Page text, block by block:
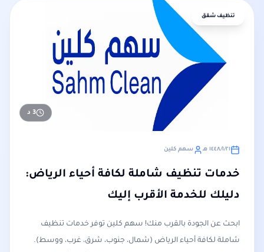
تنظيف شقق
3 د
٢١‏/١‏/١٤٤٨ هـ سهم كلين
خدمات تنظيف شاملة لكافة أحياء الرياض:
دليلك للخدمة الأقرب إليك
ابحث عن الجودة بالقرب منك! سهم كلين توفر خدمات تنظيف
شاملة لكافة أحياء الرياض (شمال، جنوب، شرق، غرب، ووسط).